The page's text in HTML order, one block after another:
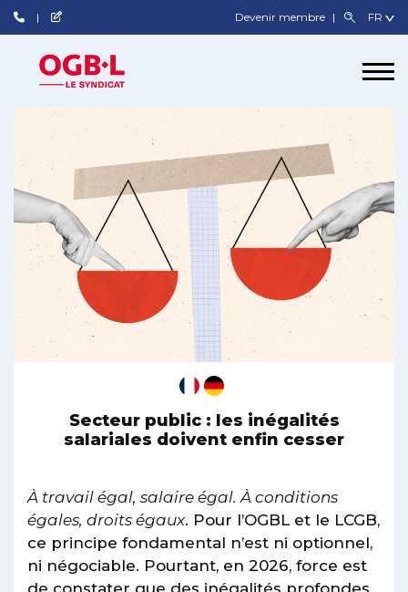
Devenir membre
Secteur public : les inégalités
salariales doivent enfin cesser
À travail égal, salaire égal. À conditions
égales, droits égaux. Pour l’OGBL et le LCGB,
ce principe fondamental n’est ni optionnel,
ni négociable. Pourtant, en 2026, force est
de constater que des inégalités profondes